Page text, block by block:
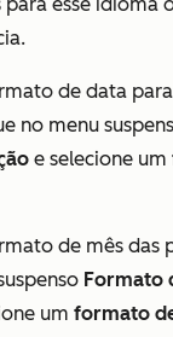
esse idioma
de data
no menu
e selecione um
de mês das
Formato
um formato